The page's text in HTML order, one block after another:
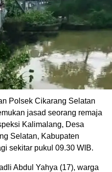
Polsek Cikarang Selatan
jasad seorang remaja
Kalimalang, Desa
Selatan, Kabupaten
sekitar pukul 09.30 WIB.
Abdul Yahya (17), warga